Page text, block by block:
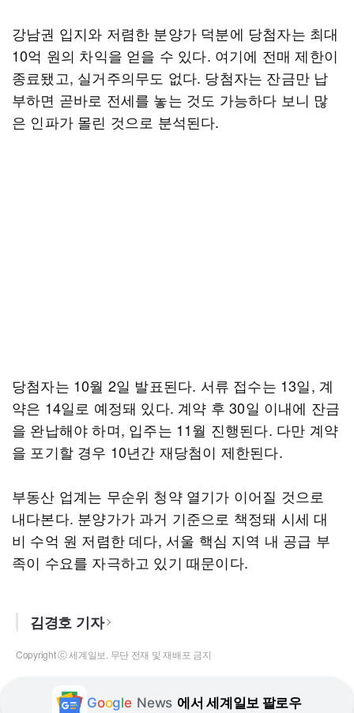
강남권 입지와 저렴한 분양가 덕분에 당첨자는 최대
10억 원의 차익을 얻을 수 있다. 여기에 전매 제한이
종료됐고, 실거주의무도 없다. 당첨자는 잔금만 납
부하면 곧바로 전세를 놓는 것도 가능하다 보니 많
은 인파가 몰린 것으로 분석된다.
당첨자는 10월 2일 발표된다. 서류 접수는 13일, 계
약은 14일로 예정돼 있다. 계약 후 30일 이내에 잔금
을 완납해야 하며, 입주는 11월 진행된다. 다만 계약
을 포기할 경우 10년간 재당첨이 제한된다.
부동산 업계는 무순위 청약 열기가 이어질 것으로
내다본다. 분양가가 과거 기준으로 책정돼 시세 대
비 수억 원 저렴한 데다, 서울 핵심 지역 내 공급 부
족이 수요를 자극하고 있기 때문이다.
김경호 기자
Copyright ⓒ 세계일보. 무단 전재 및 재배포 금지
Google News 에서 세계일보 팔로우